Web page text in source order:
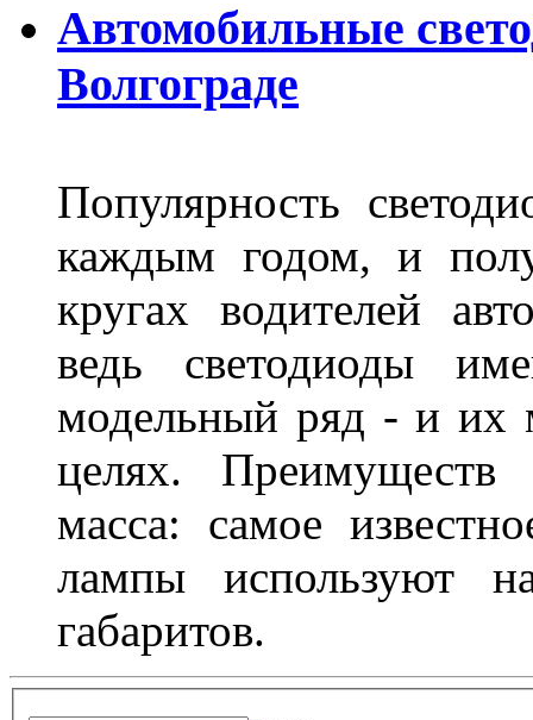
Автомобильные
Волгограде
Популярность
каждым годом, и
кругах водителей
ведь светодиоды
модельный ряд - и их
целях.
масса: самое
лампы используют
габаритов.